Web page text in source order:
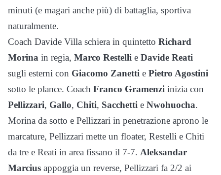
minuti (e magari anche più) di battaglia, sportiva
naturalmente.
Coach Davide Villa schiera in quintetto Richard
Morina in regia, Marco Restelli e Davide Reati
sugli esterni con Giacomo Zanetti e Pietro Agostini
sotto le plance. Coach Franco Gramenzi inizia con
Pellizzari, Gallo, Chiti, Sacchetti e Nwohuocha.
Morina da sotto e Pellizzari in penetrazione aprono le
marcature, Pellizzari mette un floater, Restelli e Chiti
da tre e Reati in area fissano il 7-7. Aleksandar
Marcius appoggia un reverse, Pellizzari fa 2/2 ai